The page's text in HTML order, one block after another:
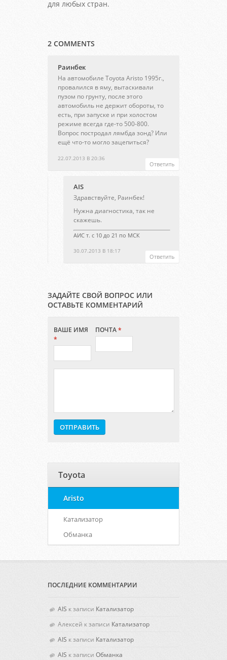
для любых стран.
2 COMMENTS
Раинбек
22.07.2013 В 20:36
На автомобиле Toyota Aristo 1995г.,
провалился в яму, вытаскивали
пузом по грунту, после этого
автомобиль не держит обороты, то
есть, при запуске и при холостом
режиме всегда где-то 500-800.
Вопрос постродал лямбда зонд? Или
ещё что-то могло зацепиться?
Ответить
AIS
30.07.2013 В 18:17
Здравствуйте, Раинбек!
Нужна диагностика, так не
скажешь.
АИС т. с 10 до 21 по МСК
Ответить
ЗАДАЙТЕ СВОЙ ВОПРОС ИЛИ
ОСТАВЬТЕ КОММЕНТАРИЙ
ВАШЕ ИМЯ
*
ПОЧТА*
Toyota
Aristo
Катализатор
Обманка
ПОСЛЕДНИЕ КОММЕНТАРИИ
AIS к записи Катализатор
Алексей к записи Катализатор
AIS к записи Катализатор
AIS к записи Обманка